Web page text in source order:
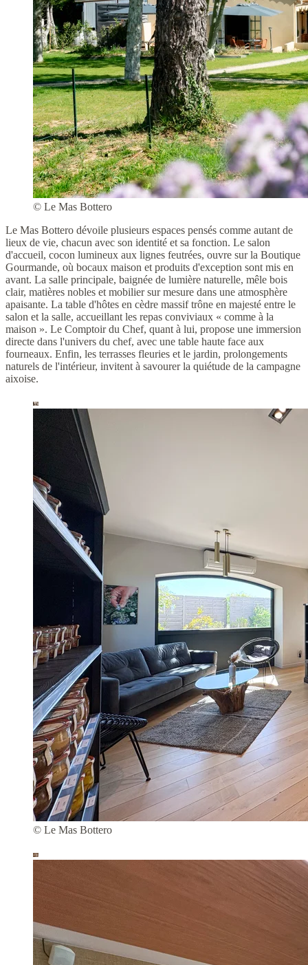
© Le Mas Bottero
Le Mas Bottero dévoile plusieurs espaces pensés comme autant de
lieux de vie, chacun avec son identité et sa fonction. Le salon
d'accueil, cocon lumineux aux lignes feutrées, ouvre sur la Boutique
Gourmande, où bocaux maison et produits d'exception sont mis en
avant. La salle principale, baignée de lumière naturelle, mêle bois
clair, matières nobles et mobilier sur mesure dans une atmosphère
apaisante. La table d'hôtes en cèdre massif trône en majesté entre le
salon et la salle, accueillant les repas conviviaux « comme à la
maison ». Le Comptoir du Chef, quant à lui, propose une immersion
directe dans l'univers du chef, avec une table haute face aux
fourneaux. Enfin, les terrasses fleuries et le jardin, prolongements
naturels de l'intérieur, invitent à savourer la quiétude de la campagne
aixoise.
© Le Mas Bottero